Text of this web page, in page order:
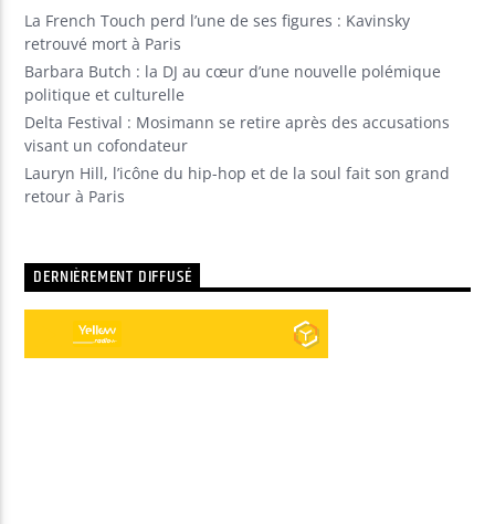
La French Touch perd l’une de ses figures : Kavinsky
retrouvé mort à Paris
Barbara Butch : la DJ au cœur d’une nouvelle polémique
politique et culturelle
Delta Festival : Mosimann se retire après des accusations
visant un cofondateur
Lauryn Hill, l’icône du hip-hop et de la soul fait son grand
retour à Paris
DERNIÈREMENT DIFFUSÉ